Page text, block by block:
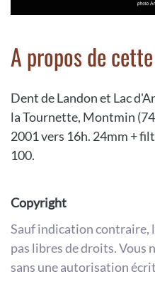
A propos de
Dent de Landon et Lac
la Tournette, Montmin
2001 vers 16h. 24mm +
100.
Copyright
Sauf indication contraire,
pas libres de droits. Vous
sans une autorisation